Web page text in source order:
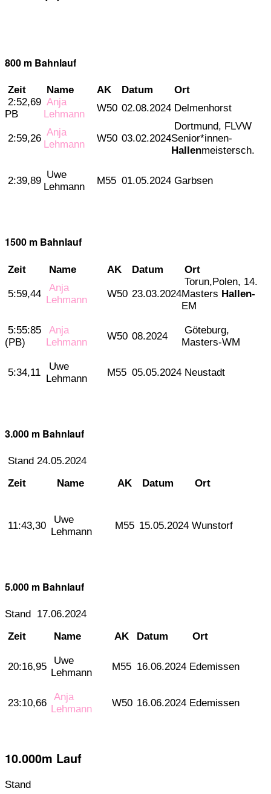
800 m Bahnlauf
Zeit Name AK Datum
Ort
2:52,69
PB
Anja
Lehmann
W50 02.08.2024 Delmenhorst
2:59,26
Anja
Lehmann
W50 03.02.2024
Dortmund, FLVW
Senior*innen-
Hallenmeistersch.
2:39,89
Uwe
Lehmann
M55 01.05.2024 Garbsen
1500 m Bahnlauf
Zeit Name AK Datum Ort
5:59,44
Anja
Lehmann
W50 23.03.2024
Torun,Polen, 14.
Masters Hallen-
EM
5:55:85
(PB)
Anja
Lehmann
W50 08.2024
Göteburg,
Masters-WM
5:34,11
Uwe
Lehmann
M55 05.05.2024 Neustadt
3.000 m Bahnlauf
Stand 24.05.2024
Zeit
Name AK Datum Ort
11:43,30
Uwe
Lehmann
M55 15.05.2024 Wunstorf
5.000 m Bahnlauf
Stand 17.06.2024
Zeit
Name AK Datum Ort
20:16,95
Uwe
Lehmann
M55 16.06.2024 Edemissen
23:10,66
Anja
Lehmann
W50 16.06.2024 Edemissen
10.000m Lauf
Stand